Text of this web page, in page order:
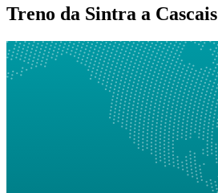
Treno da Sintra a Cascais